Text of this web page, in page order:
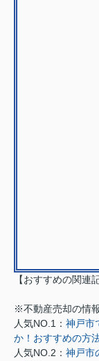
【おすすめの関連
※不動産売却の情
人気NO.1： 神戸市
か！おすすめの方
人気NO.2： 神戸市